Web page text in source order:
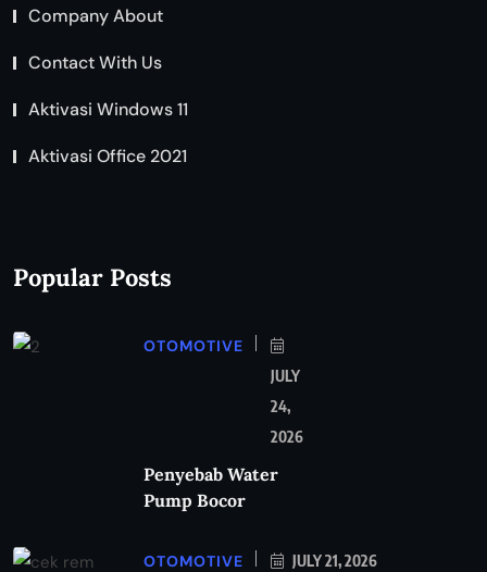
Company About
Contact With Us
Aktivasi Windows 11
Aktivasi Office 2021
Popular Posts
OTOMOTIVE
JULY
24,
2026
Penyebab Water
Pump Bocor
OTOMOTIVE JULY 21, 2026